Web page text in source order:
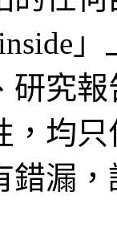
研究
，均
錯漏